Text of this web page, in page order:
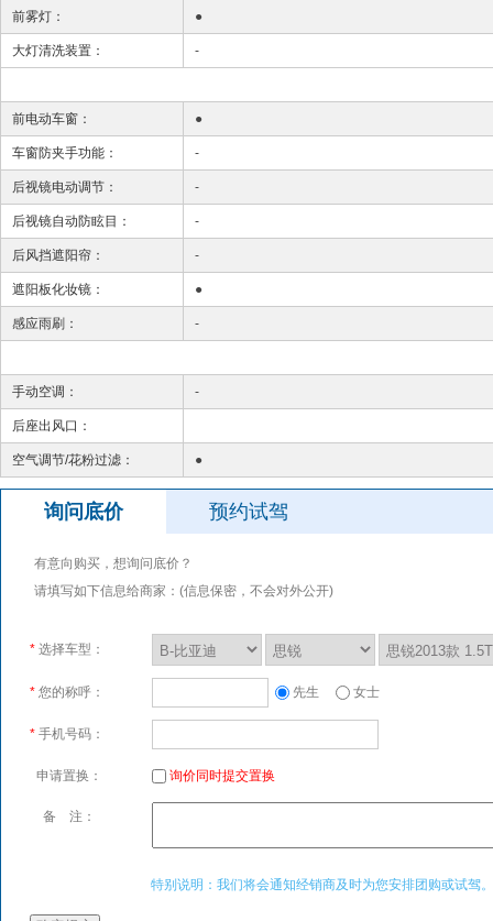
前雾灯： ●
大灯清洗装置： -
前电动车窗： ●
车窗防夹手功能： -
后视镜电动调节： -
后视镜自动防眩目： -
后风挡遮阳帘： -
遮阳板化妆镜： ●
感应雨刷： -
手动空调： -
后座出风口：
空气调节/花粉过滤： ●